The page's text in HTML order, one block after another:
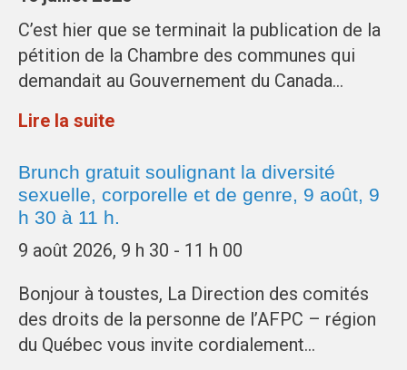
C’est hier que se terminait la publication de la
pétition de la Chambre des communes qui
demandait au Gouvernement du Canada…
Lire la suite
Brunch gratuit soulignant la diversité
sexuelle, corporelle et de genre, 9 août, 9
h 30 à 11 h.
9 août 2026, 9 h 30 - 11 h 00
Bonjour à toustes, La Direction des comités
des droits de la personne de l’AFPC – région
du Québec vous invite cordialement…